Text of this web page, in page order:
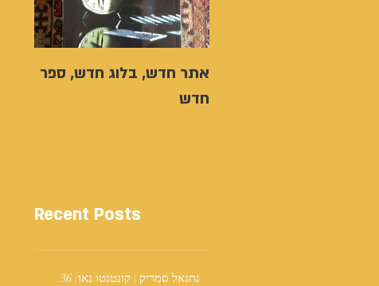
אתר חדש, בלוג חדש, ספר
חדש
Recent Posts
נתנאל סמריק | קונטנטו נאו: 36